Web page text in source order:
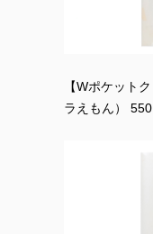
【Wポケット
ラえもん） 550